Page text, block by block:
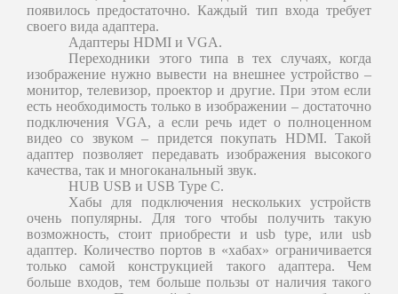
появилось предостаточно. Каждый тип входа требует
своего вида адаптера.
Адаптеры HDMI и VGA.
Переходники этого типа в тех случаях, когда
изображение нужно вывести на внешнее устройство –
монитор, телевизор, проектор и другие. При этом если
есть необходимость только в изображении – достаточно
подключения VGA, а если речь идет о полноценном
видео со звуком – придется покупать HDMI. Такой
адаптер позволяет передавать изображения высокого
качества, так и многоканальный звук.
HUB USBи USB Type C.
Хабы для подключения нескольких устройств
очень популярны. Для того чтобы получить такую
возможность, стоит приобрести и usb type, или usb
адаптер. Количество портов в «хабах» ограничивается
только самой конструкцией такого адаптера. Чем
больше входов, тем больше пользы от наличия такого